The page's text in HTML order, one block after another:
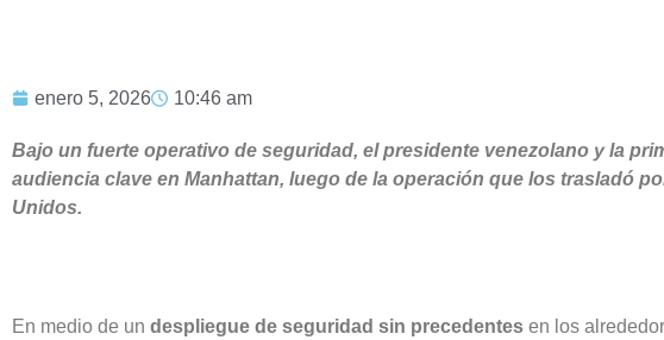
enero 5, 2026 10:46 am
Bajo un fuerte operativo de seguridad, el presidente venezolano y la
audiencia clave en Manhattan, luego de la operación que los trasladó
Unidos.
En medio de un despliegue de seguridad sin precedentes en los